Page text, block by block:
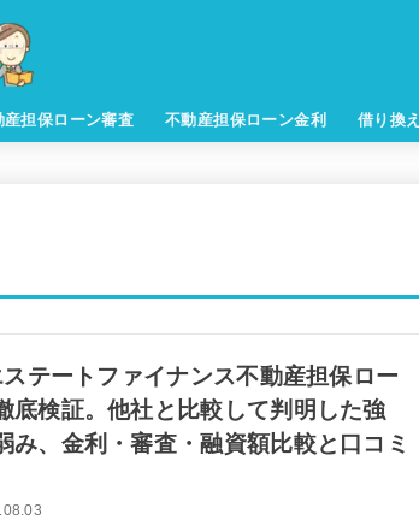
産担保ローン審査 不動産担保ローン金利 借り換え
ステートファイナンス不動産担保ロー
底検証。他社と比較して判明した強
み、金利・審査・融資額比較と口コミ